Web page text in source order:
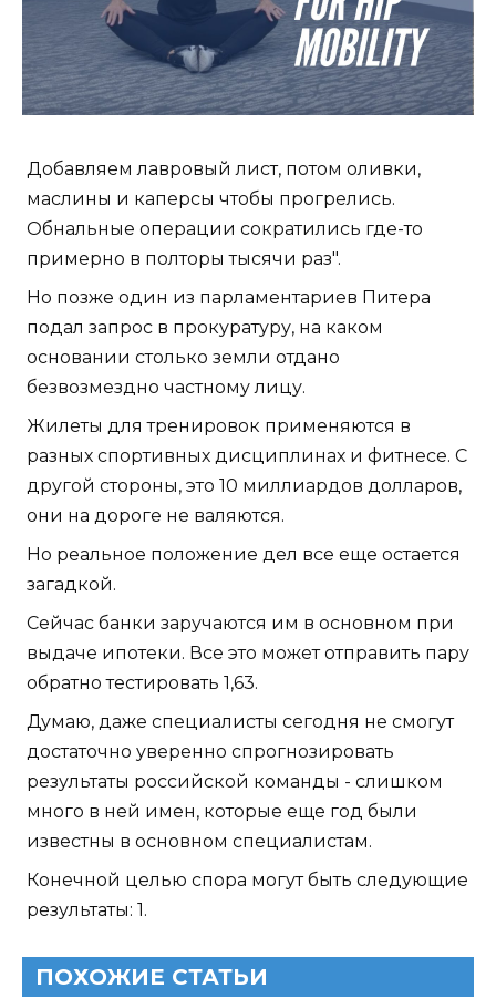
Добавляем лавровый лист, потом оливки,
маслины и каперсы чтобы прогрелись.
Обнальные операции сократились где-то
примерно в полторы тысячи раз".
Но позже один из парламентариев Питера
подал запрос в прокуратуру, на каком
основании столько земли отдано
безвозмездно частному лицу.
Жилеты для тренировок применяются в
разных спортивных дисциплинах и фитнесе. С
другой стороны, это 10 миллиардов долларов,
они на дороге не валяются.
Но реальное положение дел все еще остается
загадкой.
Сейчас банки заручаются им в основном при
выдаче ипотеки. Все это может отправить пару
обратно тестировать 1,63.
Думаю, даже специалисты сегодня не смогут
достаточно уверенно спрогнозировать
результаты российской команды - слишком
много в ней имен, которые еще год были
известны в основном специалистам.
Конечной целью спора могут быть следующие
результаты: 1.
ПОХОЖИЕ СТАТЬИ